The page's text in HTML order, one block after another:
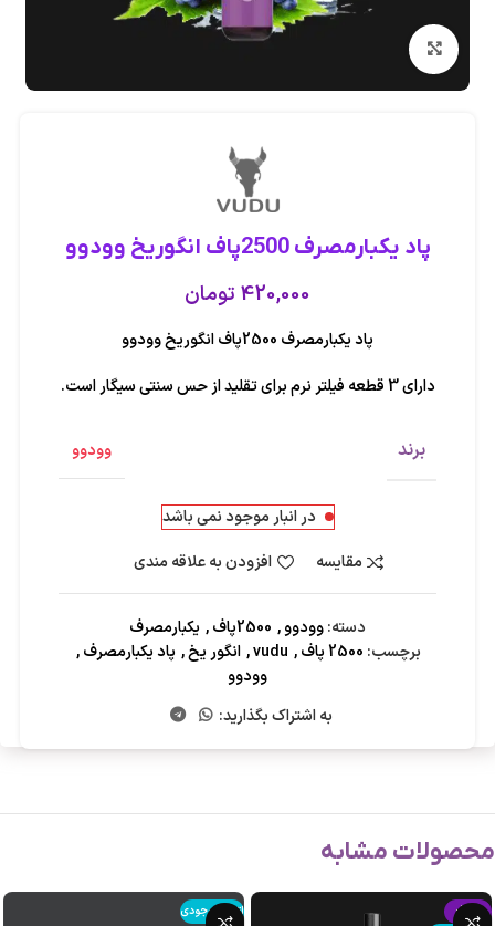
بزرگنمایی تصویر
پاد یکبارمصرف 2500پاف انگوریخ وودوو
420,000 تومان
پاد یکبارمصرف 2500پاف انگوریخ وودوو
دارای 3 قطعه فیلتر نرم برای تقلید از حس سنتی سیگار است.
برند وودوو
در انبار موجود نمی باشد
مقایسه
افزودن به علاقه مندی
دسته:وودوو, 2500پاف , یکبارمصرف
برچسب: 2500 پاف ,
vudu
, انگور یخ, پاد یکبارمصرف,
وودوو
به اشتراک بگذارید:
محصولات مشابه
-15%
اتمام موجودی